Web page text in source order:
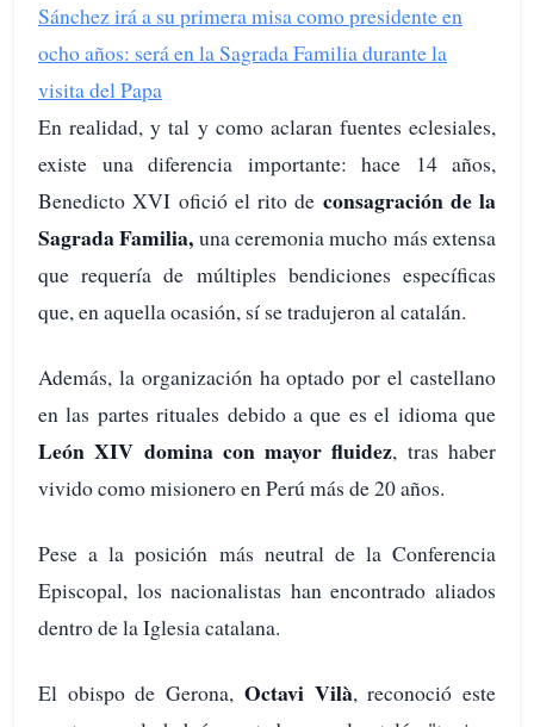
Sánchez irá a su primera misa como presidente en
ocho años: será en la Sagrada Familia durante la
visita del Papa
En realidad, y tal y como aclaran fuentes eclesiales,
existe una diferencia importante: hace 14 años,
Benedicto XVI ofició el rito de consagración de la
Sagrada Familia, una ceremonia mucho más extensa
que requería de múltiples bendiciones específicas
que, en aquella ocasión, sí se tradujeron al catalán.
Además, la organización ha optado por el castellano
en las partes rituales debido a que es el idioma que
León XIV domina con mayor fluidez, tras haber
vivido como misionero en Perú más de 20 años.
Pese a la posición más neutral de la Conferencia
Episcopal, los nacionalistas han encontrado aliados
dentro de la Iglesia catalana.
El obispo de Gerona, Octavi Vilà, reconoció este